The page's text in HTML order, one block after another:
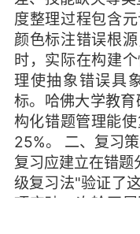
度整理过程包含
颜色标注错误根
时，实际在构建
理使抽象错误具
标。哈佛大学教
构化错题管理能
25%。 二、复习
复习应建立在错
级复习法"验证了
项突破，次轮开
拟场景应用。某